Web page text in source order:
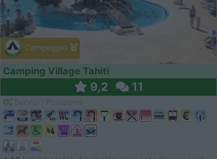
Campeggio
Camping Village Tahiti
9,2 11